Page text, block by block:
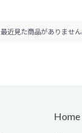
最近見た商品がありません
Home